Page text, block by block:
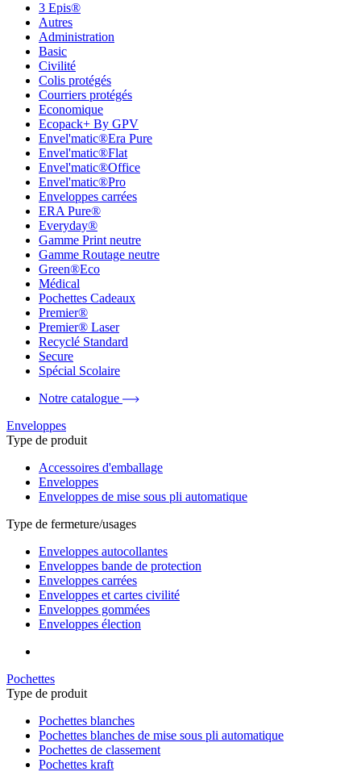
3 Epis®
Autres
Administration
Basic
Civilité
Colis protégés
Courriers protégés
Economique
Ecopack+ By GPV
Envel'matic®Era Pure
Envel'matic®Flat
Envel'matic®Office
Envel'matic®Pro
Enveloppes carrées
ERA Pure®
Everyday®
Gamme Print neutre
Gamme Routage neutre
Green®Eco
Médical
Pochettes Cadeaux
Premier®
Premier® Laser
Recyclé Standard
Secure
Spécial Scolaire
Notre catalogue
Enveloppes
Type de produit
Accessoires d'emballage
Enveloppes
Enveloppes de mise sous pli automatique
Type de fermeture/usages
Enveloppes autocollantes
Enveloppes bande de protection
Enveloppes carrées
Enveloppes et cartes civilité
Enveloppes gommées
Enveloppes élection
Pochettes
Type de produit
Pochettes blanches
Pochettes blanches de mise sous pli automatique
Pochettes de classement
Pochettes kraft